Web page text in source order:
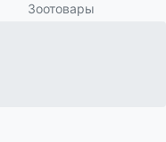
Зоотовары